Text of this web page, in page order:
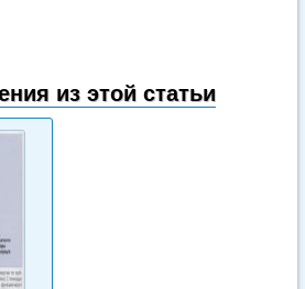
из этой статьи